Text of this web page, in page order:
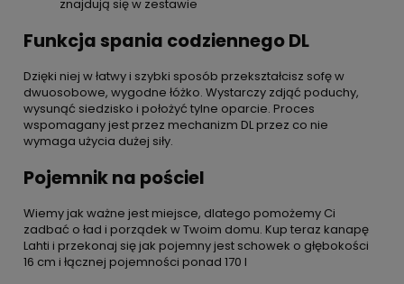
znajdują się w zestawie
Funkcja spania codziennego DL
Dzięki niej w łatwy i szybki sposób przekształcisz sofę w
dwuosobowe, wygodne łóżko. Wystarczy zdjąć poduchy,
wysunąć siedzisko i położyć tylne oparcie. Proces
wspomagany jest przez mechanizm DL przez co nie
wymaga użycia dużej siły.
Pojemnik na pościel
Wiemy jak ważne jest miejsce, dlatego pomożemy Ci
zadbać o ład i porządek w Twoim domu. Kup teraz kanapę
Lahti i przekonaj się jak pojemny jest schowek o głębokości
16 cm i łącznej pojemności ponad 170 l